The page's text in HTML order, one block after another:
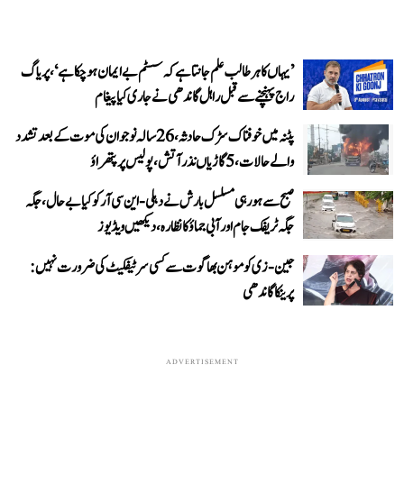
’یہاں کا ہر طالب علم جانتا ہے کہ سسٹم بے ایمان ہو چکا ہے‘، پریاگ
راج پہنچنے سے قبل راہل گاندھی نے جاری کیا پیغام
پٹنہ میں خوفناک سڑک حادثہ، 26 سالہ نوجوان کی موت کے بعد تشدد
والے حالات، 5 گاڑیاں نذر آتش، پولیس پر پتھراؤ
صبح سے ہو رہی مسلسل بارش نے دہلی-این سی آر کو کیا بے حال، جگہ
جگہ ٹریفک جام اور آبی جماؤ کا نظارہ، دیکھیں ویڈیوز
جین-زی کو موہن بھاگوت سے کسی سرٹیفکیٹ کی ضرورت نہیں:
پرینکا گاندھی
ADVERTISEMENT